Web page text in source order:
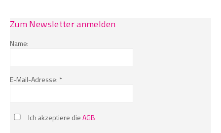
Zum Newsletter anmelden
Name:
E-Mail-Adresse: *
Ich akzeptiere dieAGB